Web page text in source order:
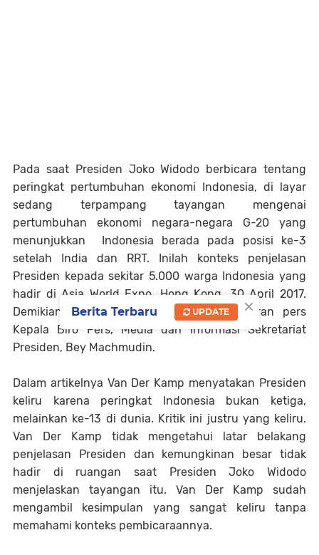
Pada saat Presiden Joko Widodo berbicara tentang
peringkat pertumbuhan ekonomi Indonesia, di layar
sedang terpampang tayangan mengenai
pertumbuhan ekonomi negara-negara G-20 yang
menunjukkan Indonesia berada pada posisi ke-3
setelah India dan RRT. Inilah konteks penjelasan
Presiden kepada sekitar 5.000 warga Indonesia yang
hadir di Asia World Expo, Hong Kong, 30 April 2017.
Demikian sebagaimana dilansir dalam siaran pers
Kepala Biro Pers, Media dan Informasi Sekretariat
Presiden, Bey Machmudin.
Dalam artikelnya Van Der Kamp menyatakan Presiden
keliru karena peringkat Indonesia bukan ketiga,
melainkan ke-13 di dunia. Kritik ini justru yang keliru.
Van Der Kamp tidak mengetahui latar belakang
penjelasan Presiden dan kemungkinan besar tidak
hadir di ruangan saat Presiden Joko Widodo
menjelaskan tayangan itu. Van Der Kamp sudah
mengambil kesimpulan yang sangat keliru tanpa
memahami konteks pembicaraannya.
×
Berita Terbaru UPDATE